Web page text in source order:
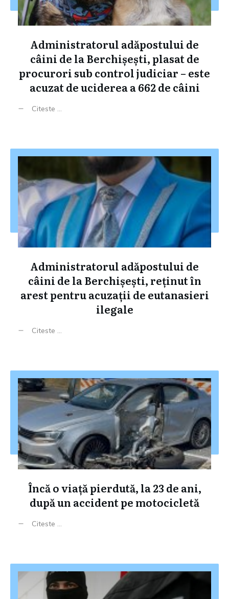
Administratorul adăpostului de
câini de la Berchișești, plasat de
procurori sub control judiciar – este
acuzat de uciderea a 662 de câini
Citeste ...
Administratorul adăpostului de
câini de la Berchișești, reținut în
arest pentru acuzații de eutanasieri
ilegale
Citeste ...
Încă o viață pierdută, la 23 de ani,
după un accident pe motocicletă
Citeste ...